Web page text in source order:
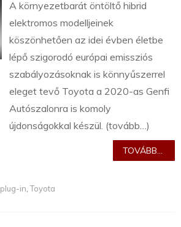
A környezetbarát öntöltő hibrid
elektromos modelljeinek
köszönhetően az idei évben életbe
lépő szigorodó európai emissziós
szabályozásoknak is könnyűszerrel
eleget tevő Toyota a 2020-as Genfi
Autószalonra is komoly
újdonságokkal készül. (tovább…)
TOVÁBB...
plug-in ,Toyota